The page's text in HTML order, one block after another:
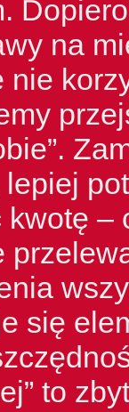
na
nie
się
to